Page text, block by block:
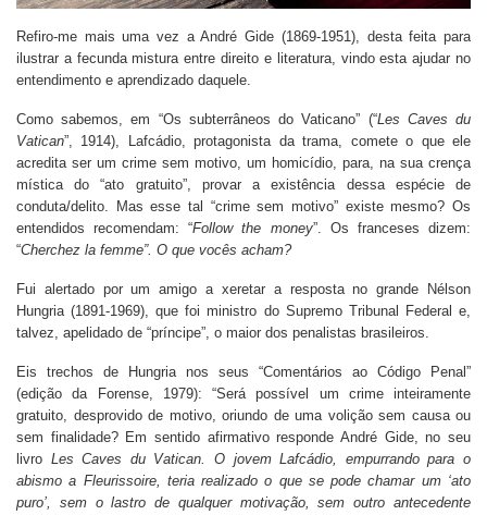
Refiro-me mais uma vez a André Gide (1869-1951), desta feita para
ilustrar a fecunda mistura entre direito e literatura, vindo esta ajudar no
entendimento e aprendizado daquele.
Como sabemos, em “Os subterrâneos do Vaticano” (“Les Caves du
Vatican”, 1914), Lafcádio, protagonista da trama, comete o que ele
acredita ser um crime sem motivo, um homicídio, para, na sua crença
mística do “ato gratuito”, provar a existência dessa espécie de
conduta/delito. Mas esse tal “crime sem motivo” existe mesmo? Os
entendidos recomendam: “Follow the money”. Os franceses dizem:
“Cherchez la femme”. O que vocês acham?
Fui alertado por um amigo a xeretar a resposta no grande Nélson
Hungria (1891-1969), que foi ministro do Supremo Tribunal Federal e,
talvez, apelidado de “príncipe”, o maior dos penalistas brasileiros.
Eis trechos de Hungria nos seus “Comentários ao Código Penal”
(edição da Forense, 1979): “Será possível um crime inteiramente
gratuito, desprovido de motivo, oriundo de uma volição sem causa ou
sem finalidade? Em sentido afirmativo responde André Gide, no seu
livro Les Caves du Vatican. O jovem Lafcádio, empurrando para o
abismo a Fleurissoire, teria realizado o que se pode chamar um ‘ato
puro’, sem o lastro de qualquer motivação, sem outro antecedente